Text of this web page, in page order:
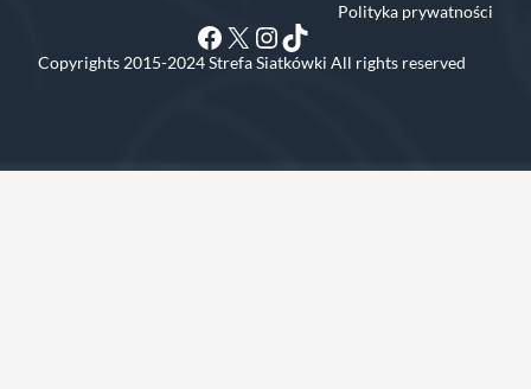
Polityka prywatności
Facebook
X Instagram
TikTok
Copyrights 2015-2024 Strefa Siatkówki All rights reserved